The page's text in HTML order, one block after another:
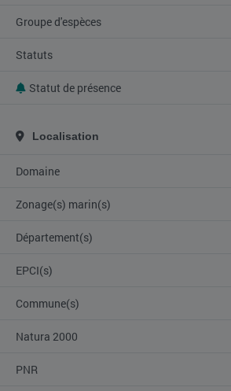
Groupe d'espèces
Statuts
Statut de présence
Localisation
Domaine
Zonage(s) marin(s)
Département(s)
EPCI(s)
Commune(s)
Natura 2000
PNR